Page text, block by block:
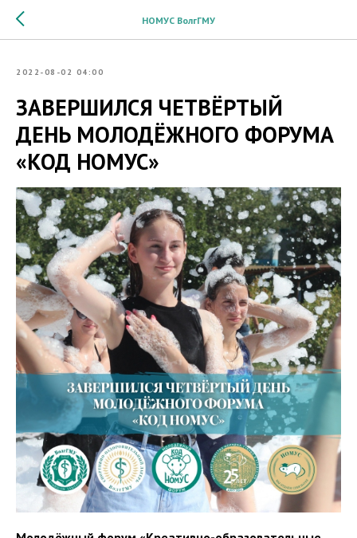
НОМУС ВолгГМУ
2022-08-02 04:00
ЗАВЕРШИЛСЯ ЧЕТВЁРТЫЙ
ДЕНЬ МОЛОДЁЖНОГО ФОРУМА
«КОД НОМУС»